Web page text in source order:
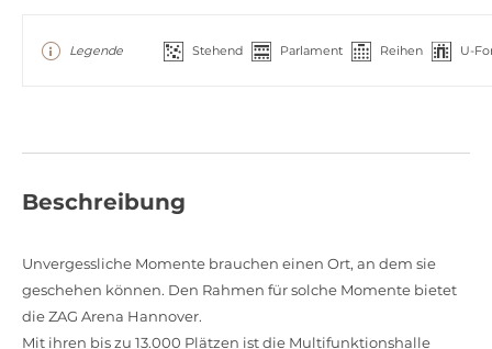
Legende Stehend Parlament Reihen U-
Beschreibung
Unvergessliche Momente brauchen einen Ort, an dem sie
geschehen können. Den Rahmen für solche Momente bietet
die ZAG Arena Hannover.
Mit ihren bis zu 13.000 Plätzen ist die Multifunktionshalle